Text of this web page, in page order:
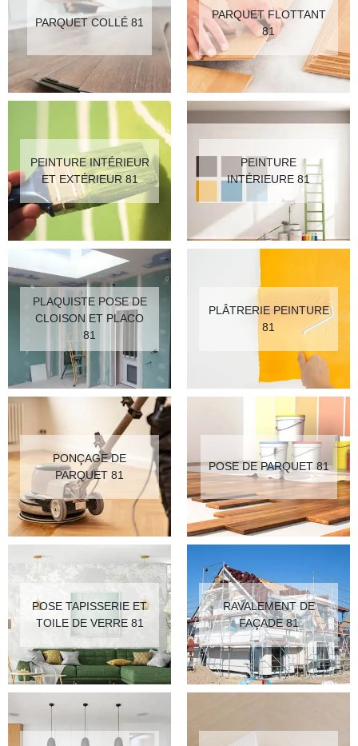
PARQUET COLLÉ 81
PARQUET FLOTTANT
81
PEINTURE INTÉRIEUR
ET EXTÉRIEUR 81
PEINTURE
INTÉRIEURE 81
PLAQUISTE POSE DE
CLOISON ET PLACO
81
PLÂTRERIE PEINTURE
81
PONÇAGE DE
PARQUET 81
POSE DE PARQUET 81
POSE TAPISSERIE ET
TOILE DE VERRE 81
RAVALEMENT DE
FAÇADE 81